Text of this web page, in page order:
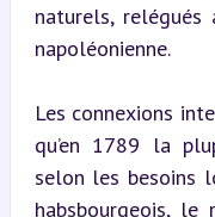
naturels, relégués
napoléonienne.
Les connexions
qu’en 1789 la
selon les besoins
habsbourgeois,